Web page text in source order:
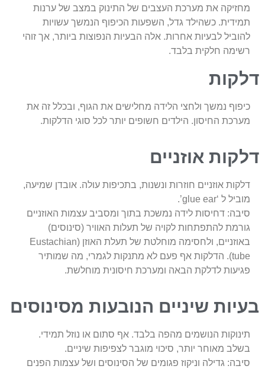
מחזיקה את מערכת העצבים של התינוק במצב של ערנות
תמידית. כשהילד גדל, השפעות הכיפוף הנמשך עשויות
להוביל לבעיות אחרות. אלה הבעיות הנפוצות ביותר, אך זוהי
רשימה חלקית בלבד.
דלקות
כיפוף נמשך ולחצי הלידה מחלישים את הגוף, ובכלל זה את
מערכת החיסון. הילדים חשופים יותר לכל סוגי הדלקות.
דלקות אוזניים
דלקות אוזניים חוזרות ונשנות, בתכיפות עולה. אובדן שמיעה,
מוביל ל ‘glue ear’.
סיבה: דחיסות לידה נמשכת בתוך ומסביב עצמות האוזניים
גורמת להתפתחות לקויה של תעלות האוויר (סינוסים)
באוזניים, ולחסימה מוחלטת של תעלת האוזן (Eustachian
tube). הדלקות אף פעם לא מתנקות לגמרי, מה שמותיר
פגיעות לדלקת הבאה ומערכת חיסונית מוחלשת.
בעיות שיניים הנובעות מסינוסים
תינוקות הנושמים מהפה בלבד. אף סתום או נוזל תמידי.
בשלב מאוחר יותר, סיכוי מוגבר לצפיפות שיניים.
סיבה: גדילה וניקוז פגומים של הסינוסים ושל עצמות הפנים